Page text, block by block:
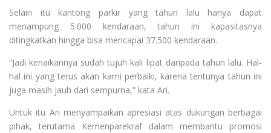
Selain itu kantong parkir yang tahun lalu hanya dapat
menampung 5.000 kendaraan, tahun ini kapasitasnya
ditingkatkan hingga bisa mencapai 37.500 kendaraan.
“Jadi kenaikannya sudah tujuh kali lipat daripada tahun lalu. Hal-
hal ini yang terus akan kami perbaiki, karena tentunya tahun ini
juga masih jauh dari sempurna,” kata Ari.
Untuk itu Ari menyampaikan apresiasi atas dukungan berbagai
pihak, terutama Kemenparekraf dalam membantu promosi